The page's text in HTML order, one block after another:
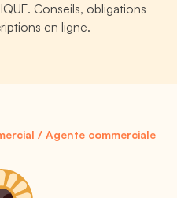
Conseils, obligations
en ligne.
/ Agente commerciale